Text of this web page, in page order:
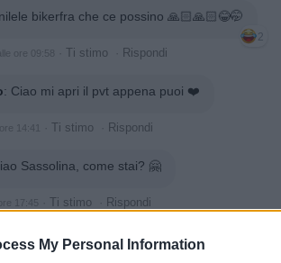
My Personal Information
bikerfra che ce possino 🙏🏻🙏🏻😂🤭
2
ore 09:58 Ti stimo Rispondi
: Ciao mi apri il pvt appena puoi ❤️
14:41 Ti stimo Rispondi
Sassolina, come stai? 🤗
17:45 Ti stimo Rispondi